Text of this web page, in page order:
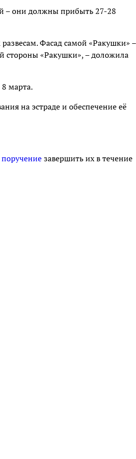
– они должны прибыть 27-28
Фасад самой «Ракушки» –
стороны «Ракушки», – доложила
марта.
на эстраде и обеспечение её
поручениезавершить их в течение